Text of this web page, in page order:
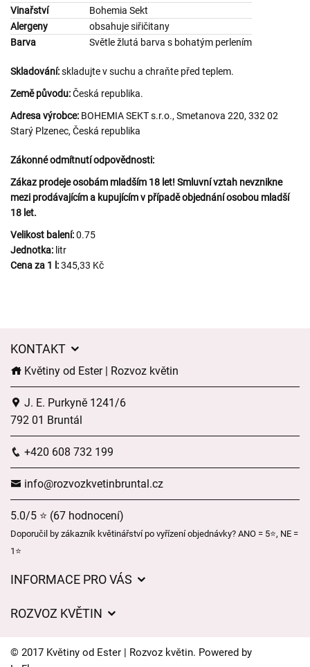
Vinařství
Bohemia Sekt
Alergeny
obsahuje siřičitany
Barva
Světle žlutá barva s bohatým perlením
Skladování:skladujte v suchu a chraňte před teplem.
Země původu:Česká republika.
Adresa výrobce: BOHEMIA SEKT s.r.o., Smetanova 220, 332 02
Starý Plzenec, Česká republika
Zákonné odmítnutí odpovědnosti:
Zákaz prodeje osobám mladším 18 let! Smluvní vztah nevznikne
mezi prodávajícím a kupujícím v případě objednání osobou mladší
18 let.
Velikost balení:0.75
Jednotka: litr
Cena za 1 l:345,33 Kč
KONTAKT
Květiny od Ester | Rozvoz květin
J. E. Purkyně 1241/6
792 01 Bruntál
+420 608 732 199
info@rozvozkvetinbruntal.cz
5.0/5 ⭐ (67 hodnocení)
Doporučil by zákazník květinářství po vyřízení objednávky? ANO = 5⭐, NE =
1⭐
INFORMACE PRO VÁS
O nás
ROZVOZ KVĚTIN
Kam doručujeme květiny
© 2017 Květiny od Ester | Rozvoz květin. Powered by